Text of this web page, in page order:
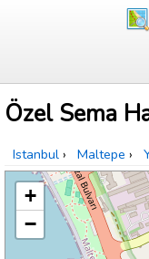
Özel Sema
Istanbul › Maltepe ›
+
−